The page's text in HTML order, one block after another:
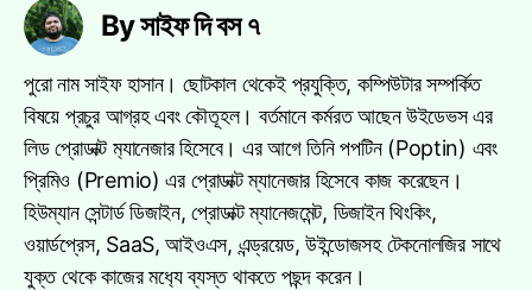
By সাইফ দি বস ৭
পুরো নাম সাইফ হাসান। ছোটকাল থেকেই প্রযুক্তি, কম্পিউটার সম্পর্কিত
বিষয়ে প্রচুর আগ্রহ এবং কৌতূহল। বর্তমানে কর্মরত আছেন উইডেভস এর
লিড প্রোডাক্ট ম‍্যানেজার হিসেবে। এর আগে তিনি পপটিন (Poptin) এবং
প্রিমিও (Premio) এর প্রোডাক্ট ম্যানেজার হিসেবে কাজ করেছেন।
হিউম্যান সেন্টার্ড ডিজাইন, প্রোডাক্ট ম্যানেজমেন্ট, ডিজাইন থিংকিং,
ওয়ার্ডপ্রেস, SaaS, আইওএস, এন্ড্রয়েড, উইন্ডোজসহ টেকনোলজির সাথে
যুক্ত থেকে কাজের মধ‍্যে ব্যস্ত থাকতে পছন্দ করেন।